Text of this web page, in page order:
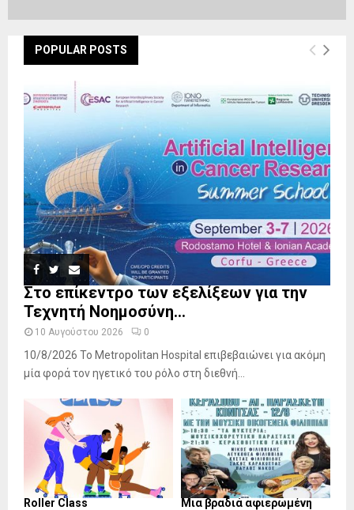
POPULAR POSTS
Στο επίκεντρο των εξελίξεων για την
Τεχνητή Νοημοσύνη...
10 Αυγούστου 2026 0
10/8/2026 Το Metropolitan Hospital επιβεβαιώνει για ακόμη
μία φορά τον ηγετικό του ρόλο στη διεθνή...
Roller Class
Μια βραδιά αφιερωμένη